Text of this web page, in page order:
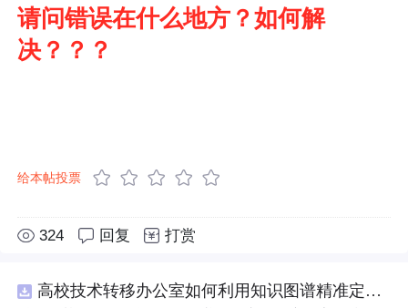
请问错误在什么地方？如何解
决？？？
给本帖投票
324 回复 打赏
高校技术转移办公室如何利用知识图谱精准定位产业需求与技术适配点？.docx